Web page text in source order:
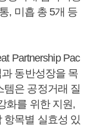
, 미흡 총 5개 등
Partnership Pac
동반성장을 목
템은 공정거래 질
화를 위한 지원,
항목별 실효성 있